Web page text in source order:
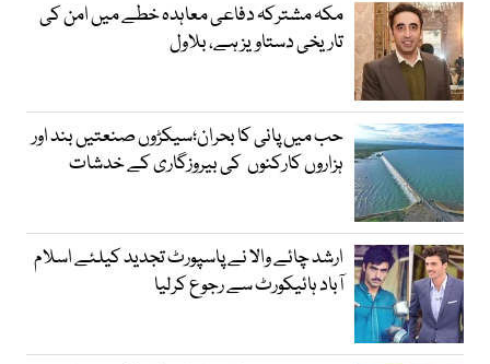
مکہ مشترکہ دفاعی معاہدہ خطے میں امن کی
تاریخی دستاویز ہے، بلاول
حب میں پانی کا بحران؛سیکڑوں صنعتیں بند اور
ہزاروں کارکنوں کی بیروزگاری کے خدشات
ارشد چائے والا نے پاسپورٹ تجدید کیلئے اسلام
آباد ہائیکورٹ سے رجوع کرلیا